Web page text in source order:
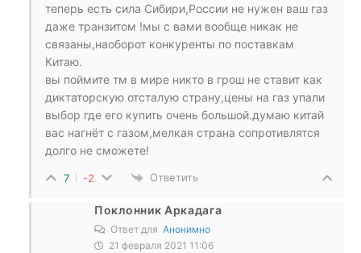
теперь есть сила Сибири,России не нужен ваш газ
даже транзитом !мы с вами вообще никак не
связаны,наоборот конкуренты по поставкам
Китаю.
вы поймите тм в мире никто в грош не ставит как
диктаторскую отсталую страну,цены на газ упали
выбор где его купить очень большой.думаю китай
вас нагнёт с газом,мелкая страна сопротивлятся
долго не сможете!
7 -2 Ответить
Поклонник Аркадага
Ответ для Анонимно
21 февраля 2021 11:06